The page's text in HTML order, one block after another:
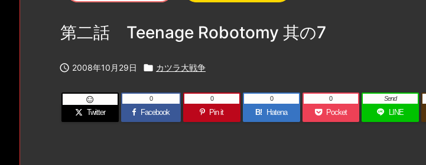
第二話 Teenage Robotomy 其の7
 2008年10月29日  カツラ大戦争
Twitter

Facebook
0
Pin it
0
B! Hatena
0
Pocket
0
LINE
Send